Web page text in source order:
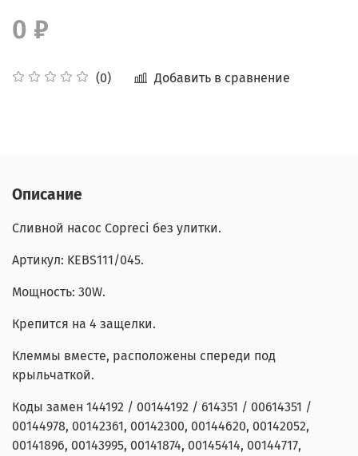
(0) Добавить в сравнение
0 ₽
Описание
Сливной насос Copreci без улитки.
Артикул: KEBS111/045.
Мощность: 30W.
Крепится на 4 защелки.
Клеммы вместе, расположены спереди под
крыльчаткой.
Коды замен 144192 / 00144192 / 614351 / 00614351 /
00144978, 00142361, 00142300, 00144620, 00142052,
00141896, 00143995, 00141874, 00145414, 00144717,